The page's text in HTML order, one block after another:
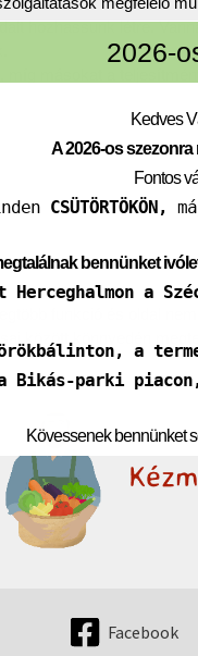
hozhassunk létre.
míg másokat a
funkció és oldal
között könnyedén
Facebook
2026-
Kedves
A 2026-os
Fontos
CSÜTÖRTÖKÖN,
bennünket
Herceghalmon a
a
a Bikás-parki
Kövessenek bennünket